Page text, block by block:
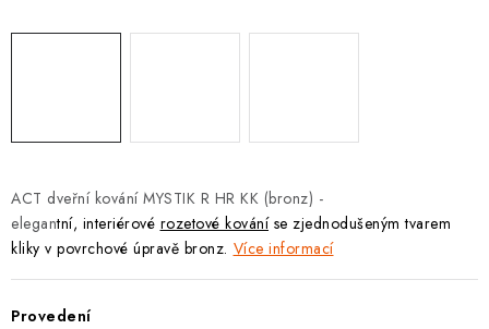
VISACÍ ZÁMKY
ZÁMKY, PETLICE A ZÁVORY
ACT dveřní kování MYSTIK R HR KK (bronz) -
elegantní, interiérové rozetové kováníse zjednodušeným tvarem
kliky v povrchové úpravě bronz. Více informací
Provedení